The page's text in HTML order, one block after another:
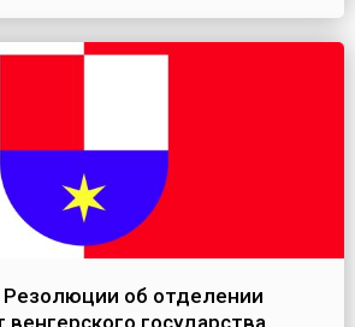
об отделении